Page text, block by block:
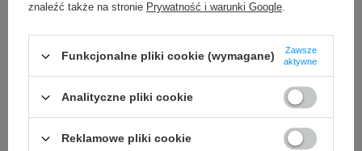
DYMO LabelManager LM 420P DYMO LabelManager LM 500TS
Kupowane razem
znaleźć także na stronie Prywatność i warunki Google.
Funkcjonalne pliki cookie (wymagane)
Zawsze
aktywne
Analityczne pliki cookie
Reklamowe pliki cookie